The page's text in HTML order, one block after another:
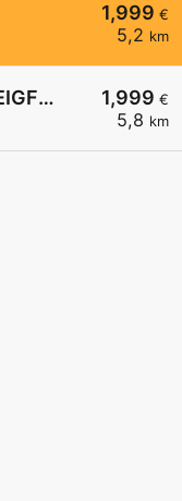
1,999 €
5,2 km
1,999 €
5,8 km
JET POTSDAM ZUM KIRCHSTEIGFELD 3